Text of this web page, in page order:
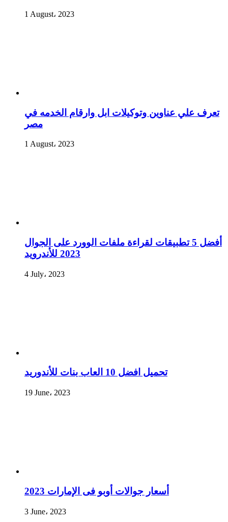
1 August، 2023
تعرف علي عناوين وتوكيلات ابل وارقام الخدمه في
مصر
1 August، 2023
أفضل 5 تطبيقات لقراءة ملفات الوورد على الجوال
2023 للأندرويد
4 July، 2023
تحميل افضل 10 العاب بنات للأندوريد
19 June، 2023
أسعار جوالات أوبو فى الإمارات 2023
3 June، 2023